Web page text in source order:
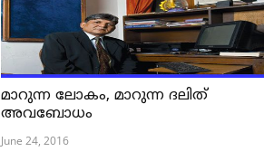
മാറുന്ന ലോകം, മാറുന്ന ദലിത്
അവബോധം
June 24, 2016